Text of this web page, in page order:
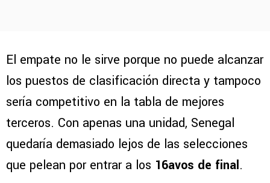
El empate no le sirve porque no puede alcanzar
los puestos de clasificación directa y tampoco
sería competitivo en la tabla de mejores
terceros. Con apenas una unidad, Senegal
quedaría demasiado lejos de las selecciones
que pelean por entrar a los 16avos de final.